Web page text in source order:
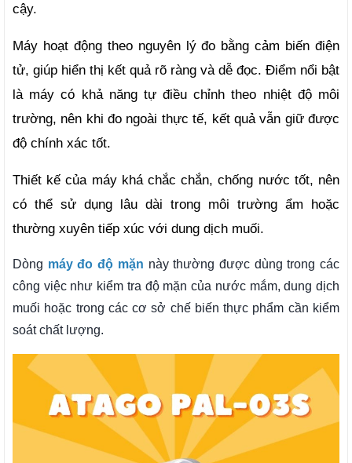
cậy.
Máy hoạt động theo nguyên lý đo bằng cảm biến điện
tử, giúp hiển thị kết quả rõ ràng và dễ đọc. Điểm nổi bật
là máy có khả năng tự điều chỉnh theo nhiệt độ môi
trường, nên khi đo ngoài thực tế, kết quả vẫn giữ được
độ chính xác tốt.
Thiết kế của máy khá chắc chắn, chống nước tốt, nên
có thể sử dụng lâu dài trong môi trường ẩm hoặc
thường xuyên tiếp xúc với dung dịch muối.
Dòng máy đo độ mặn này thường được dùng trong các
công việc như kiểm tra độ mặn của nước mắm, dung dịch
muối hoặc trong các cơ sở chế biến thực phẩm cần kiểm
soát chất lượng.